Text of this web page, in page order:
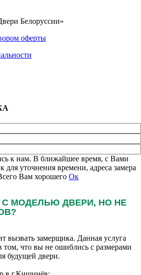
Белоруссии»
оферты
к нам. В ближайшее время, с Вами
для уточнения времени, адреса замера
Вам хорошего Ок
МОДЕЛЬЮ ДВЕРИ, НО НЕ
вызвать замерщика. Данная услуга
том, что вы не ошиблись с размерами
будущей двери.